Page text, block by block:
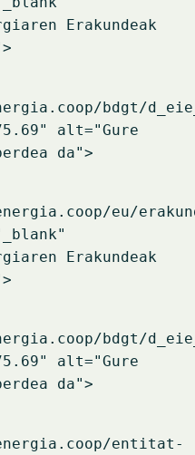
Erakundeak
bdgt/
alt="Gure
da">
eu/
Erakundeak
bdgt/
alt="Gure
da">
entitat-